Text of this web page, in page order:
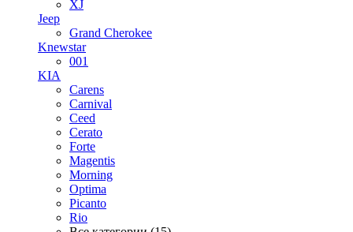
XJ
Jeep
Grand Cherokee
Knewstar
001
KIA
Carens
Carnival
Ceed
Cerato
Forte
Magentis
Morning
Optima
Picanto
Rio